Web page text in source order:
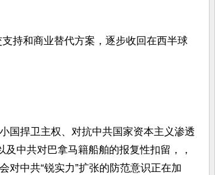
持和商业替代方案，逐步收回在西半球
国捍卫主权、对抗中共国家资本主义渗透
中共对巴拿马籍船舶的报复性扣留，，
对中共“锐实力”扩张的防范意识正在加